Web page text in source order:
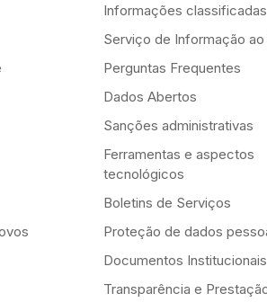
Informações classificadas
Serviço de Informação ao
Perguntas Frequentes
Dados Abertos
Sanções administrativas
Ferramentas e aspectos
tecnológicos
Boletins de Serviços
Proteção de dados
Documentos Institucionais
Transparência e